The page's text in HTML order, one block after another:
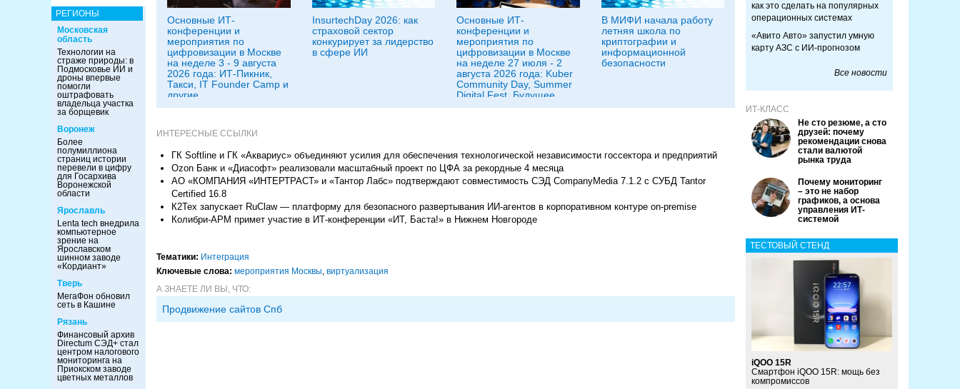
РЕГИОНЫ
Московская
область
Технологии на
страже природы: в
Подмосковье ИИ и
дроны впервые
помогли
оштрафовать
владельца участка
за борщевик
Воронеж
Более
полумиллиона
страниц истории
перевели в цифру
для Госархива
Воронежской
области
Ярославль
Lenta tech внедрила
компьютерное
зрение на
Ярославском
шинном заводе
«Кордиант»
Тверь
МегаФон обновил
сеть в Кашине
Рязань
Финансовый архив
Directum СЭД+ стал
центром налогового
мониторинга на
Приокском заводе
цветных металлов
Основные ИТ-
конференции и
мероприятия по
цифровизации в Москве
на неделе 3 - 9 августа
2026 года: ИТ-Пикник,
Такси, IT Founder Camp и
другие
InsurtechDay 2026: как
страховой сектор
конкурирует за лидерство
в сфере ИИ
Основные ИТ-
конференции и
мероприятия по
цифровизации в Москве
на неделе 27 июля - 2
августа 2026 года: Kuber
Community Day, Summer
Digital Fest, Будущее
исследований в
В МИФИ начала работу
летняя школа по
криптографии и
информационной
безопасности
ИНТЕРЕСНЫЕ ССЫЛКИ
ГК Softline и ГК «Аквариус» объединяют усилия для обеспечения технологической независимости госсектора и предприятий
Ozon Банк и «Диасофт» реализовали масштабный проект по ЦФА за рекордные 4 месяца
АО «КОМПАНИЯ «ИНТЕРТРАСТ» и «Тантор Лабс» подтверждают совместимость СЭД CompanyMedia 7.1.2 с СУБД Tantor
Certified 16.8
К2Тех запускает RuClaw — платформу для безопасного развертывания ИИ-агентов в корпоративном контуре on-premise
Колибри-АРМ примет участие в ИТ-конференции «ИТ, Баста!» в Нижнем Новгороде
Тематики: Интеграция
Ключевые слова: мероприятия Москвы, виртуализация
А ЗНАЕТЕ ЛИ ВЫ, ЧТО:
Продвижение сайтов Спб
как это сделать на популярных
операционных системах
«Авито Авто» запустил умную
карту АЗС с ИИ-прогнозом
Все новости
ИТ-КЛАСС
Не сто резюме, а сто
друзей: почему
рекомендации снова
стали валютой
рынка труда
Почему мониторинг
– это не набор
графиков, а основа
управления ИТ-
системой
ТЕСТОВЫЙ СТЕНД
iQOO 15R
Смартфон iQOO 15R: мощь без
компромиссов